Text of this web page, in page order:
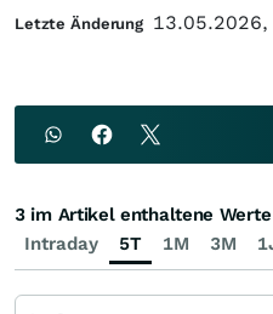
Letzte Änderung 13.05.2026,
Intraday 5T 1M 3M
3 im Artikel enthaltene Werte